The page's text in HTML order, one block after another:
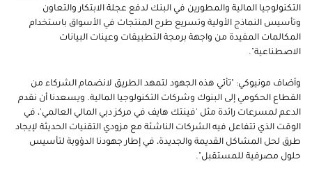
التكنولوجيا المالية والمطورين في البنك لدفع عجلة الابتكار والتعاون
وتأسيس النماذج الأولية وتسريع طرح المنتجات في الأسواق باستخدام
المكالمات المفيدة من واجهة برمجة التطبيقات وعينات البيانات
الاصطناعية".
وأضاف مونيوكي: "تأتي هذه الجهود لتمهد الطريق لانضمام الشركاء من
القطاع الحكومي إلى البنوك وشركات التكنولوجيا المالية. ويسعدنا أن نقدم
الدعم لمسرعات رائدة مثل 'فينتك هايف في مركز دبي المالي العالمي'، في
الوقت الذي تتفاعل فيه الشركات الناشئة مع مزودي التقنيات الحديثة لإيجاد
طرق لحل المشاكل القديمة والجديدة، في إطار جهودنا الدؤوبة لتأسيس
حلول مصرفية للمستقبل".